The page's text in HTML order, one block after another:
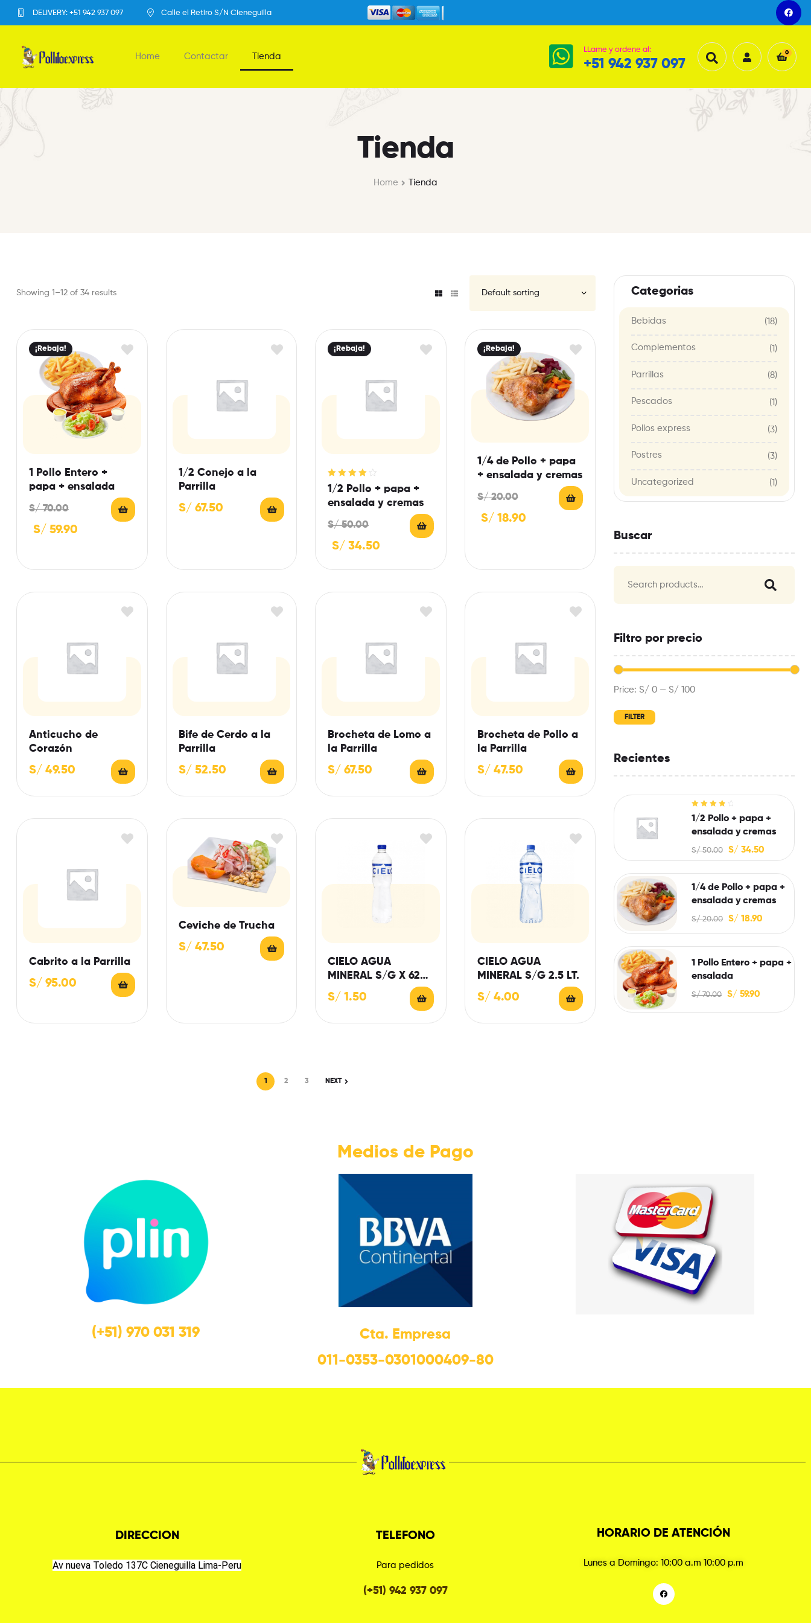
DELIVERY: +51 942 937 097 Calle el Retiro S/N Cieneguilla
Home Contactar Tienda
LLame y ordene al:
+51 942 937 097
0
Tienda
Home Tienda
Showing 1–12 of 34 results
¡Rebaja!
1 Pollo Entero +
papa + ensalada
S/70.00
S/ 59.90
1/2 Conejo a la
Parrilla
S/ 67.50
¡Rebaja!
Rated4.00
out of 5
1/2 Pollo + papa +
ensalada y cremas
S/50.00
S/ 34.50
¡Rebaja!
1/4 de Pollo + papa
+ ensalada y cremas
S/20.00
S/ 18.90
Anticucho de
Corazón
S/ 49.50
Bife de Cerdo a la
Parrilla
S/ 52.50
Brocheta de Lomo a
la Parrilla
S/ 67.50
Brocheta de Pollo a
la Parrilla
S/ 47.50
Cabrito a la Parrilla
S/ 95.00
Ceviche de Trucha
S/ 47.50
CIELO AGUA
MINERAL S/G X 625
ML.
S/ 1.50
CIELO AGUA
MINERAL S/G 2.5 LT.
S/ 4.00
1 2 3 NEXT
Categorias
Bebidas (18)
Complementos (1)
Parrillas (8)
Pescados (1)
Pollos express (3)
Postres (3)
Uncategorized (1)
Buscar
Filtro por precio
FILTER
Price: S/ 0 — S/ 100
Recientes
Rated4.00
out of 5
1/2 Pollo + papa +
ensalada y cremas
S/50.00 S/ 34.50
1/4 de Pollo + papa +
ensalada y cremas
S/20.00 S/ 18.90
1 Pollo Entero + papa +
ensalada
S/70.00 S/ 59.90
Medios de Pago
(+51) 970 031 319
Cta. Empresa
011-0353-0301000409-80
DIRECCION
Av nueva Toledo 137C Cieneguilla Lima-Peru
TELEFONO
Para pedidos
(+51) 942 937 097
HORARIO DE ATENCIÓN
Lunes a Domingo: 10:00 a.m 10:00 p.m